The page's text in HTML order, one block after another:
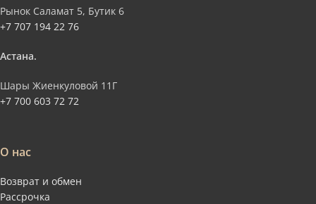
Рынок Саламат 5, Бутик 6
+7 707 194 22 76
Астана.
Шары Жиенкуловой 11Г
+7 700 603 72 72
О нас
Возврат и обмен
Рассрочка